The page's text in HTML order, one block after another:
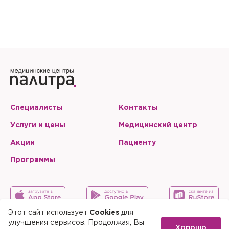
Этот сайт использует Cookies для
улучшения сервисов. Продолжая, Вы
Специалисты
Услуги и цены
Акции
Программы
Контакты
Медицинский центр
Пациенту